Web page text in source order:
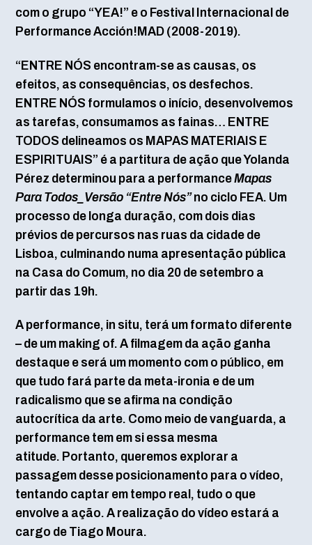
com o grupo “YEA!” e o Festival Internacional de
Performance Acción!MAD (2008-2019).
“ENTRE NÓS encontram-se as causas, os
efeitos, as consequências, os desfechos.
ENTRE NÓS formulamos o início, desenvolvemos
as tarefas, consumamos as fainas… ENTRE
TODOS delineamos os MAPAS MATERIAIS E
ESPIRITUAIS” é a partitura de ação que Yolanda
Pérez determinou para a performanceMapas
Para Todos_Versão “Entre Nós”no ciclo FEA. Um
processo de longa duração, com dois dias
prévios de percursos nas ruas da cidade de
Lisboa, culminando numa apresentação pública
na Casa do Comum, no dia 20 de setembro a
partir das 19h.
A performance, in situ, terá um formato diferente
– de um making of. A filmagem da ação ganha
destaque e será um momento com o público, em
que tudo fará parte da meta-ironia e de um
radicalismo que se afirma na condição
autocrítica da arte. Como meio de vanguarda, a
performance tem em si essa mesma
atitude. Portanto, queremos explorar a
passagem desse posicionamento para o vídeo,
tentando captar em tempo real, tudo o que
envolve a ação. A realização do vídeo estará a
cargo de Tiago Moura.